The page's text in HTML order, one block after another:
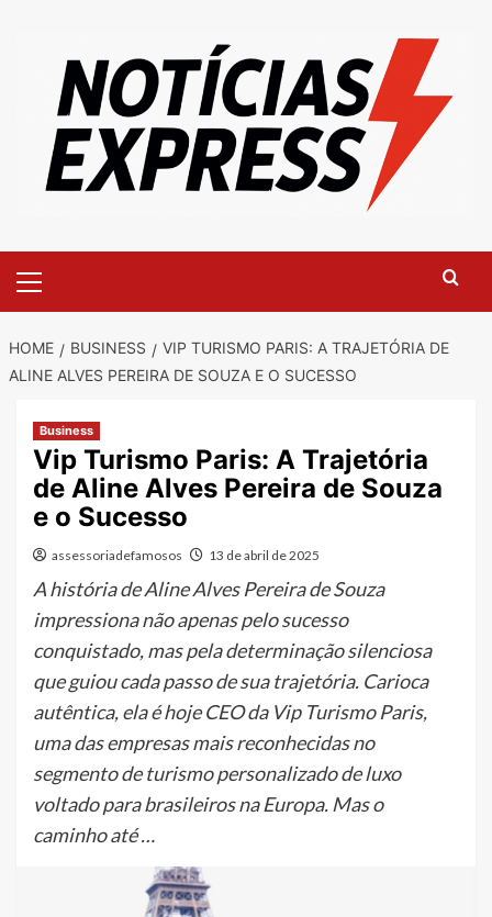
Menu
HOME BUSINESS
VIP TURISMO PARIS: A TRAJETÓRIA DE
ALINE ALVES PEREIRA DE SOUZA E O SUCESSO
Business
Vip Turismo Paris: A Trajetória
de Aline Alves Pereira de Souza
e o Sucesso
assessoriadefamosos 13 de abril de 2025
A história de Aline Alves Pereira de Souza
impressiona não apenas pelo sucesso
conquistado, mas pela determinação silenciosa
que guiou cada passo de sua trajetória. Carioca
autêntica, ela é hoje CEO da Vip Turismo Paris,
uma das empresas mais reconhecidas no
segmento de turismo personalizado de luxo
voltado para brasileiros na Europa. Mas o
caminho até …